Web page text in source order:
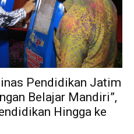
Pendidikan Jatim
Belajar Mandiri”,
Hingga ke